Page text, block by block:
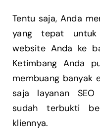
Tentu saja, Anda
yang tepat
website Anda ke
Ketimbang Anda
membuang banyak
saja layanan
sudah terbukti
kliennya.